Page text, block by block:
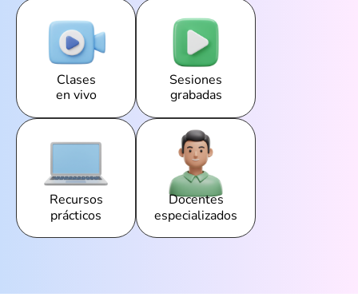
Clases
en vivo
Sesiones
grabadas
Recursos
prácticos
Docentes
especializados